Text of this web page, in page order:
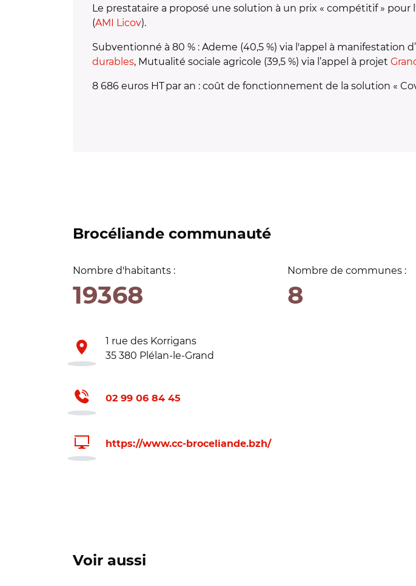
Le prestataire a proposé une solution à un prix « compétitif »
(AMI Licov).
Subventionné à 80 % : Ademe (40,5 %) via l'appel à manifestation
durables, Mutualité sociale agricole (39,5 %) via l’appel à projet
8 686 euros HT par an : coût de fonctionnement de la solution «
Brocéliande communauté
Nombre d'habitants :
19368
Nombre de communes :
8
1 rue des Korrigans
35 380 Plélan-le-Grand
02 99 06 84 45
https://www.cc-broceliande.bzh/
Voir aussi